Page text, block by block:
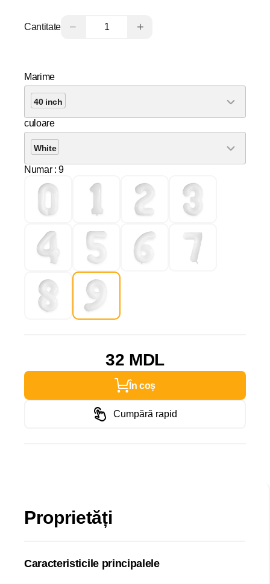
Cantitate − +
Marime
40 inch
culoare
White
Numar : 9
32 MDL
În coș
Cumpără rapid
Proprietăți
Caracteristicile principalele